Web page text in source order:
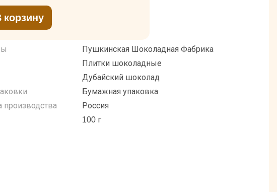
корзину
Пушкинская Шоколадная Фабрика
Плитки шоколадные
Дубайский шоколад
Бумажная упаковка
производства
Россия
100 г